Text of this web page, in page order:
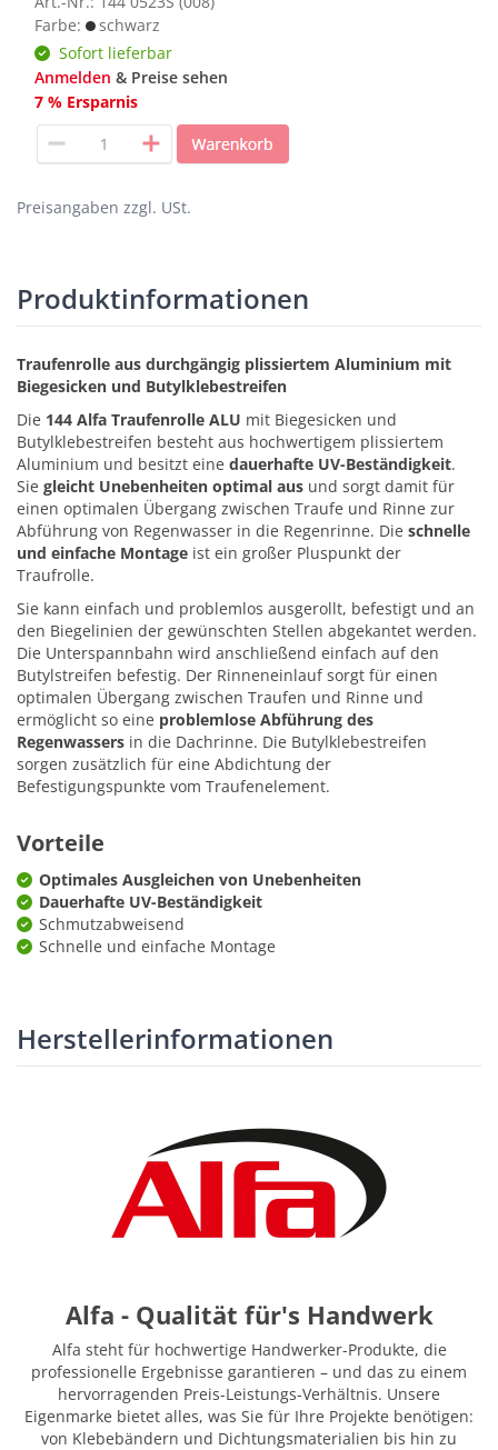
Farbe:
schwarz
Sofort lieferbar
Anmelden & Preise sehen
7 % Ersparnis
Preisangaben zzgl. USt.
Produktinformationen
Traufenrolle aus durchgängig plissiertem Aluminium mit
Biegesicken und Butylklebestreifen
Die 144 Alfa Traufenrolle ALU mit Biegesicken und
Butylklebestreifen besteht aus hochwertigem plissiertem
Aluminium und besitzt eine dauerhafte UV-Beständigkeit.
Sie gleicht Unebenheiten optimal aus und sorgt damit für
einen optimalen Übergang zwischen Traufe und Rinne zur
Abführung von Regenwasser in die Regenrinne. Die schnelle
und einfache Montage ist ein großer Pluspunkt der
Traufrolle.
Sie kann einfach und problemlos ausgerollt, befestigt und an
den Biegelinien der gewünschten Stellen abgekantet werden.
Die Unterspannbahn wird anschließend einfach auf den
Butylstreifen befestig. Der Rinneneinlauf sorgt für einen
optimalen Übergang zwischen Traufen und Rinne und
ermöglicht so eine problemlose Abführung des
Regenwassers in die Dachrinne. Die Butylklebestreifen
sorgen zusätzlich für eine Abdichtung der
Befestigungspunkte vom Traufenelement.
Vorteile
Optimales Ausgleichen von Unebenheiten
Dauerhafte UV-Beständigkeit
Schmutzabweisend
Schnelle und einfache Montage
Herstellerinformationen
Alfa - Qualität für's Handwerk
Alfa steht für hochwertige Handwerker-Produkte, die
professionelle Ergebnisse garantieren – und das zu einem
hervorragenden Preis-Leistungs-Verhältnis. Unsere
Eigenmarke bietet alles, was Sie für Ihre Projekte benötigen:
von Klebebändern und Dichtungsmaterialien bis hin zu